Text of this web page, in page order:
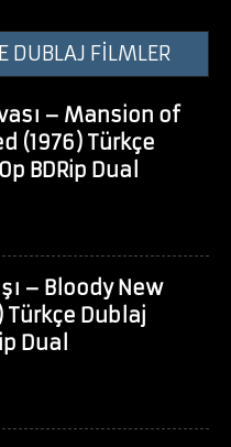
DUBLAJ FİLMLER
– Mansion of
(1976) Türkçe
BDRip Dual
– Bloody New
Türkçe Dublaj
Dual